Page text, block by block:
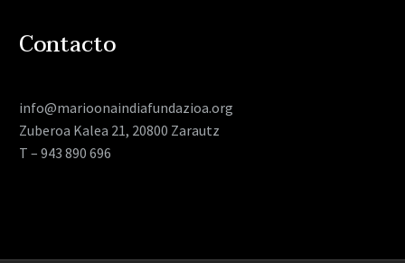
Contacto
info@marioonaindiafundazioa.org
Zuberoa Kalea 21, 20800 Zarautz
T – 943 890 696